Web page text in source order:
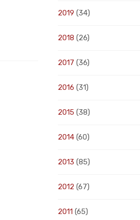
2019 (34)
2018 (26)
2017 (36)
2016 (31)
2015 (38)
2014(60)
2013 (85)
2012 (67)
2011(65)